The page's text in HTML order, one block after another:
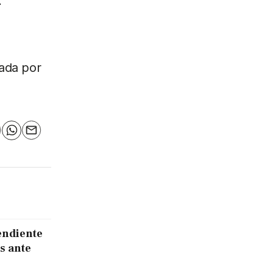
por
WhatsApp
Email
ante